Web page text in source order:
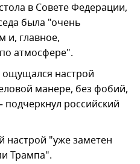
в Совете Федерации,
была "очень
и, главное,
атмосфере".
настрой
манере, без фобий,
российский
настрой "уже заметен
Трампа".